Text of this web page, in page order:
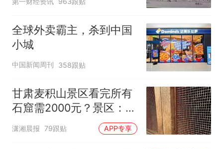
全球外卖霸主，杀到中国
小城
中国新闻周刊 358跟贴
甘肃麦积山景区看完所有
石窟需2000元？景区：部
分石窟受特别保护，游客
可按需买
潇湘晨报 79跟贴 APP专享